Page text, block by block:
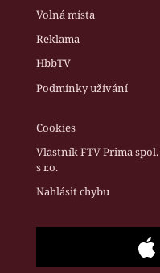
Volná místa
Reklama
HbbTV
Podmínky užívání
Cookies
Vlastník FTV Prima spol.
s r.o.
Nahlásit chybu